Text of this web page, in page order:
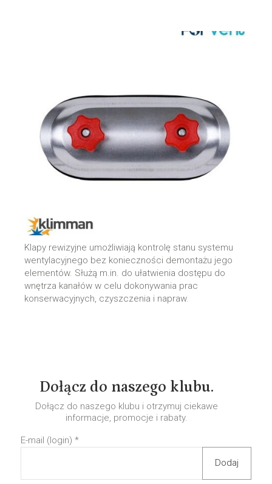
Klapy rewizyjne umożliwiają kontrolę stanu systemu
wentylacyjnego bez konieczności demontażu jego
elementów. Służą m.in. do ułatwienia dostępu do
wnętrza kanałów w celu dokonywania prac
konserwacyjnych, czyszczenia i napraw.
Dołącz do naszego klubu.
Dołącz do naszego klubu i otrzymuj ciekawe
informacje, promocje i rabaty.
E-mail (login) *